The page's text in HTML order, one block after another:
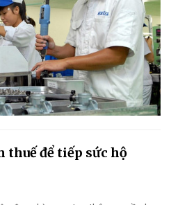
thuế để tiếp sức hộ